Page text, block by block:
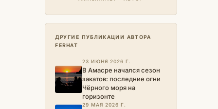
ДРУГИЕ ПУБЛИКАЦИИ АВТОРА
FERHAT
23 ИЮНЯ 2026 Г.
В Амасре начался сезон
закатов: последние огни
Чёрного моря на
горизонте
29 МАЯ 2026 Г.